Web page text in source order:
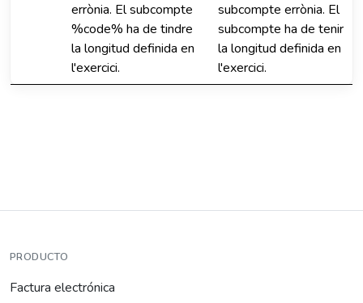
errònia. El subcompte
%code% ha de tindre
la longitud definida en
l'exercici.
subcompte errònia. El
subcompte ha de tenir
la longitud definida en
l'exercici.
PRODUCTO
Factura electrónica